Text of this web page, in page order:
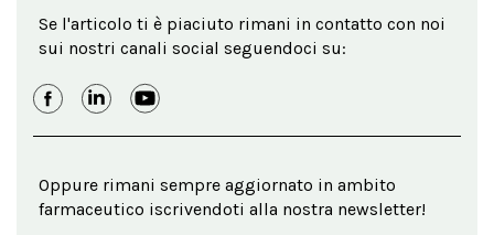
Se l'articolo ti è piaciuto rimani in contatto con noi
sui nostri canali social seguendoci su:
Oppure rimani sempre aggiornato in ambito
farmaceutico iscrivendoti alla nostra newsletter!